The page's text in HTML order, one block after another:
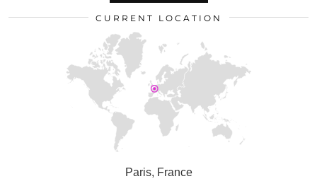
CURRENT LOCATION
Paris, France